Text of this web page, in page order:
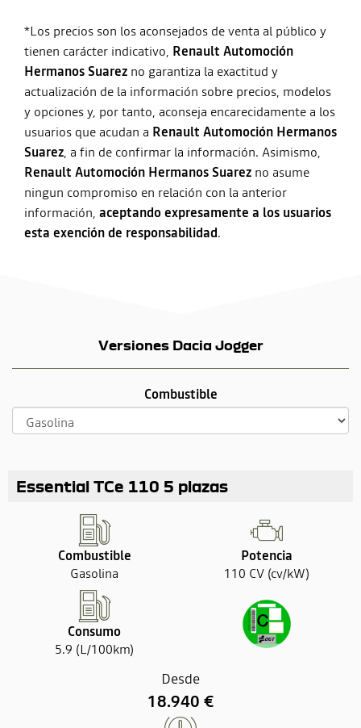
*Los precios son los aconsejados de venta al público y
tienen carácter indicativo, Renault Automoción
Hermanos Suarez no garantiza la exactitud y
actualización de la información sobre precios, modelos
y opciones y, por tanto, aconseja encarecidamente a los
usuarios que acudan a Renault Automoción Hermanos
Suarez, a fin de confirmar la información. Asimismo,
Renault Automoción Hermanos Suarez no asume
ningun compromiso en relación con la anterior
información, aceptando expresamente a los usuarios
esta exención de responsabilidad.
Versiones Dacia Jogger
Combustible
Essential TCe 110 5 plazas
Combustible
Gasolina
Potencia
110 CV (cv/kW)
Consumo
5.9 (L/100km)
Desde
18.940 €